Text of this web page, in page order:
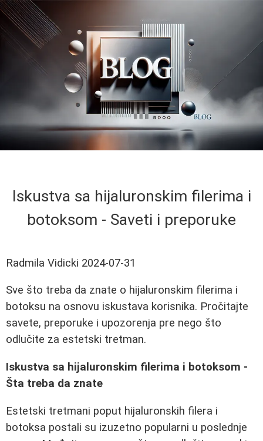
Iskustva sa hijaluronskim filerima i
botoksom - Saveti i preporuke
Radmila Vidicki 2024-07-31
Sve što treba da znate o hijaluronskim filerima i
botoksu na osnovu iskustava korisnika. Pročitajte
savete, preporuke i upozorenja pre nego što
odlučite za estetski tretman.
Iskustva sa hijaluronskim filerima i botoksom -
Šta treba da znate
Estetski tretmani poput hijaluronskih filera i
botoksa postali su izuzetno popularni u poslednje